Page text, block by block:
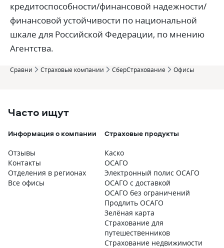
кредитоспособности/финансовой надежности/
финансовой устойчивости по национальной
шкале для Российской Федерации, по мнению
Агентства.
Сравни Страховые компании СберСтрахование Офисы
Часто ищут
Информация о компании
Отзывы
Контакты
Отделения в регионах
Все офисы
Страховые продукты
Каско
ОСАГО
Электронный полис ОСАГО
ОСАГО с доставкой
ОСАГО без ограничений
Продлить ОСАГО
Зелёная карта
Страхование для
путешественников
Страхование недвижимости